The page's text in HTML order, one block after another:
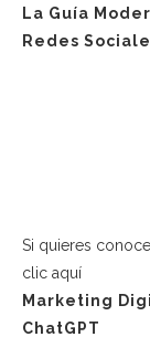
La Guía
Redes
Si quieres
clic aquí
Marketing
ChatGPT